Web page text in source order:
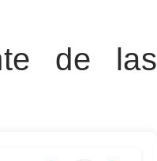
de las